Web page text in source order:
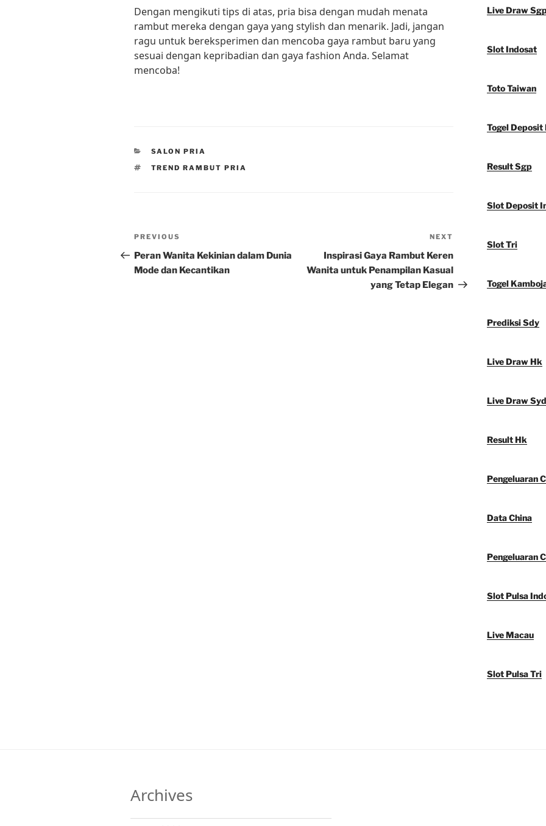
Dengan mengikuti tips di atas, pria bisa dengan mudah menata
rambut mereka dengan gaya yang stylish dan menarik. Jadi, jangan
ragu untuk bereksperimen dan mencoba gaya rambut baru yang
sesuai dengan kepribadian dan gaya fashion Anda. Selamat
mencoba!
CATEGORIES
SALON PRIA
TAGS
TREND RAMBUT PRIA
Post
navigation
Previous
Post
PREVIOUS
Peran Wanita Kekinian dalam Dunia
Mode dan Kecantikan
Post
NEXT
Inspirasi Gaya Rambut Keren
Wanita untuk Penampilan Kasual
yang Tetap Elegan
Live Draw
Slot Indosat
Toto Taiwan
Togel Deposit
Result Sgp
Slot Deposit
Slot Tri
Togel
Prediksi Sdy
Live Draw Hk
Live Draw
Result Hk
Pengeluaran
Data China
Pengeluaran
Slot Pulsa
Live Macau
Slot Pulsa Tri
Archives